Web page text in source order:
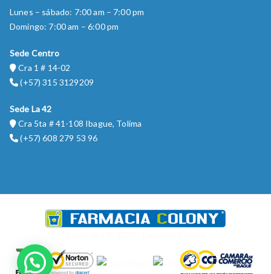
Lunes – sábado: 7:00 am – 7:00 pm
Domingo: 7:00 am – 6:00 pm
Sede Centro
Cra 1 # 14-02
(+57) 315 3129209
Sede La 42
Cra 5ta # 41-108 Ibague, Tolima
(+57) 608 279 53 96